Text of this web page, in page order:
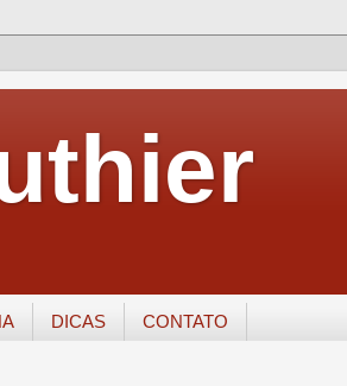
DICAS CONTATO